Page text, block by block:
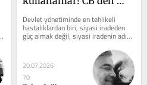
bilgin yok mu?'' Medya
Haramileri!
Devlet yönetiminde en tehlikeli
hastalıklardan biri, siyasi iradeden
güç almak değil; siyasi iradenin adını
kullanarak güç üretmektir. Türkiye'de
20.07.2026
70